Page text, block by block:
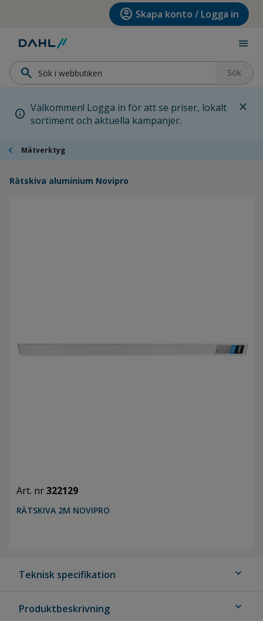
Hoppa till huvudinnehållet account_circle Skapa konto / Logga in
menu
search Sök
info Välkommen! Logga in för att se priser, lokalt
sortiment och aktuella kampanjer.
close
chevron_left Mätverktyg
Rätskiva aluminium Novipro
Art. nr322129
RÄTSKIVA 2M NOVIPRO
Teknisk specifikation expand_more
Produktbeskrivning expand_more